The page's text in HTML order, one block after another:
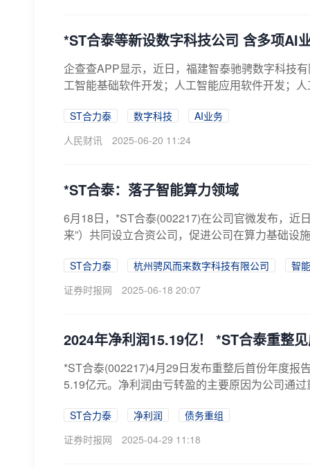
*ST合泰等新设数字科技公司 含多项AI
企查查APP显示，近日，福建智泰驰骋数字科技
工智能基础软件开发；人工智能应用软件开发；
ST合力泰 数字科技
AI业务
人民财讯
2025-06-20 11:24
*ST合泰：落子智能算力领域
6月18日，*ST合泰(002217)在公司官微发布，近
来”）共同设立合资公司，促进公司在算力基础设
ST合力泰 杭州骋风而来数字科技有限公司
智
证券时报网
2025-06-18 20:07
2024年净利润15.19亿！ *ST合泰重整
*ST合泰(002217)4月29日发布重整后首份年度报
5.19亿元。净利润由亏转盈的主要原因为公司通
ST合力泰 净利润
债务重组
证券时报网
2025-04-29 11:18